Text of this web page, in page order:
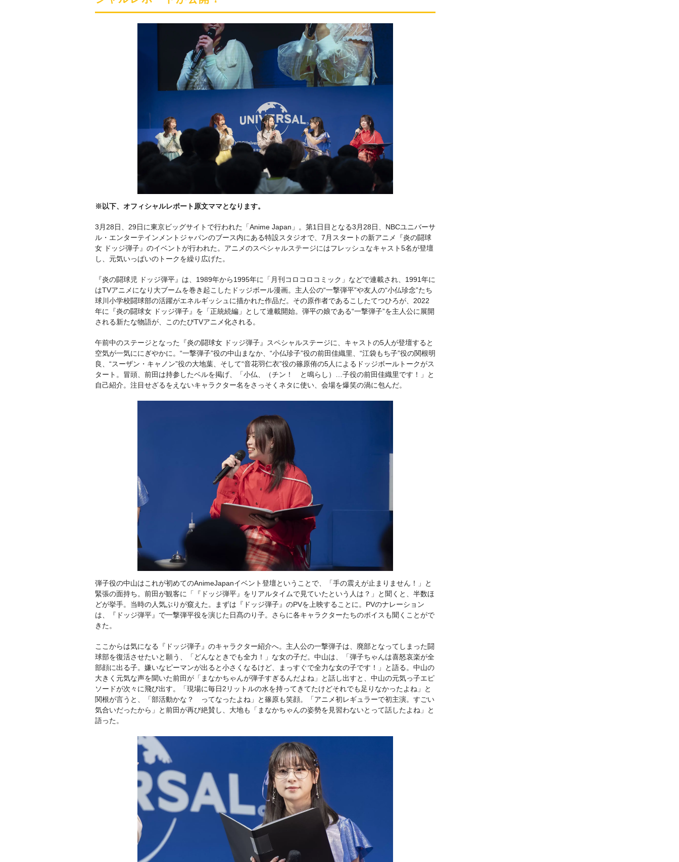
※以下、オフィシャルレポート原文ママとなります。
3月28日、29日に東京ビッグサイトで行われた「Anime Japan」。第1日目となる3月28日、NBCユニバーサ
ル・エンターテインメントジャパンのブース内にある特設スタジオで、7月スタートの新アニメ『炎の闘球
女 ドッジ弾子』のイベントが行われた。アニメのスペシャルステージにはフレッシュなキャスト5名が登壇
し、元気いっぱいのトークを繰り広げた。
『炎の闘球児 ドッジ弾平』は、1989年から1995年に「月刊コロコロコミック」などで連載され、1991年に
はTVアニメになり大ブームを巻き起こしたドッジボール漫画。主人公の“一撃弾平”や友人の“小仏珍念”たち
球川小学校闘球部の活躍がエネルギッシュに描かれた作品だ。その原作者であるこしたてつひろが、2022
年に『炎の闘球女 ドッジ弾子』を「正統続編」として連載開始。弾平の娘である“一撃弾子”を主人公に展開
される新たな物語が、このたびTVアニメ化される。
午前中のステージとなった『炎の闘球女 ドッジ弾子』スペシャルステージに、キャストの5人が登壇すると
空気が一気ににぎやかに。“一撃弾子”役の中山まなか、“小仏珍子”役の前田佳織里、“江袋もち子”役の関根明
良、“スーザン・キャノン”役の大地葉、そして“音花羽仁衣”役の篠原侑の5人によるドッジボールトークがス
タート。冒頭、前田は持参したベルを掲げ、「小仏、（チン！ と鳴らし）…子役の前田佳織里です！」と
自己紹介。注目せざるをえないキャラクター名をさっそくネタに使い、会場を爆笑の渦に包んだ。
弾子役の中山はこれが初めてのAnimeJapanイベント登壇ということで、「手の震えが止まりません！」と
緊張の面持ち。前田が観客に「『ドッジ弾平』をリアルタイムで見ていたという人は？」と聞くと、半数ほ
どが挙手。当時の人気ぶりが窺えた。まずは『ドッジ弾子』のPVを上映することに。PVのナレーション
は、『ドッジ弾平』で一撃弾平役を演じた日髙のり子。さらに各キャラクターたちのボイスも聞くことがで
きた。
ここからは気になる『ドッジ弾子』のキャラクター紹介へ。主人公の一撃弾子は、廃部となってしまった闘
球部を復活させたいと願う、「どんなときでも全力！」な女の子だ。中山は、「弾子ちゃんは喜怒哀楽が全
部顔に出る子。嫌いなピーマンが出ると小さくなるけど、まっすぐで全力な女の子です！」と語る。中山の
大きく元気な声を聞いた前田が「まなかちゃんが弾子すぎるんだよね」と話し出すと、中山の元気っ子エピ
ソードが次々に飛び出す。「現場に毎日2リットルの水を持ってきてたけどそれでも足りなかったよね」と
関根が言うと、「部活動かな？ ってなったよね」と篠原も笑顔。「アニメ初レギュラーで初主演。すごい
気合いだったから」と前田が再び絶賛し、大地も「まなかちゃんの姿勢を見習わないとって話したよね」と
語った。